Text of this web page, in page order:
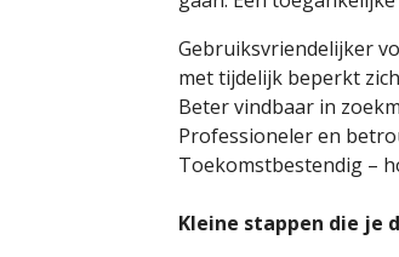
Gebruiksvriendelijker
met tijdelijk beperkt
Beter vindbaar in
Professioneler en
Toekomstbestendig –
Kleine stappen die je